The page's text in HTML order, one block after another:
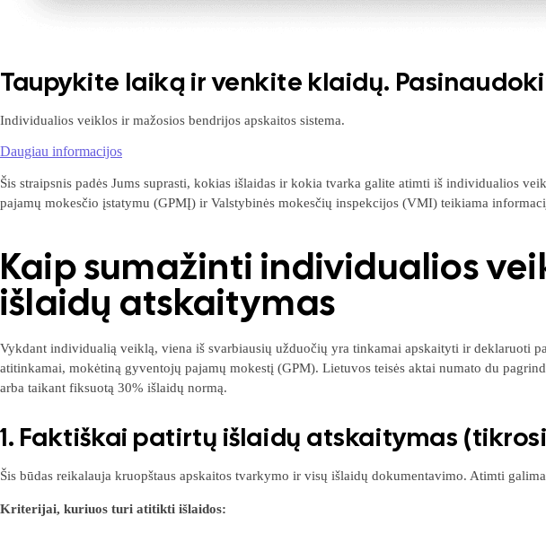
Taupykite laiką ir venkite klaidų.
Individualios veiklos ir mažosios bendrijos apskaitos sistema.
Daugiau informacijos
Šis straipsnis padės Jums suprasti, kokias išlaidas ir kokia tvarka galite atimti iš individualios
pajamų mokesčio įstatymu (GPMĮ) ir Valstybinės mokesčių inspekcijos (VMI) teikiama
Kaip sumažinti individualios
išlaidų atskaitymas
Vykdant individualią veiklą, viena iš svarbiausių užduočių yra tinkamai apskaityti ir deklaruoti
atitinkamai, mokėtiną gyventojų pajamų mokestį (GPM). Lietuvos teisės aktai numato du
arba taikant fiksuotą 30% išlaidų normą.
1. Faktiškai patirtų išlaidų atskaitymas
Šis būdas reikalauja kruopštaus apskaitos tvarkymo ir visų išlaidų dokumentavimo. Atimti
Kriterijai, kuriuos turi atitikti išlaidos: